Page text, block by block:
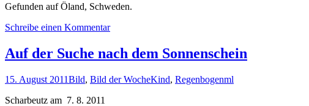
Gefunden auf Öland, Schweden.
Schreibe einen Kommentar
Auf der Suche nach dem Sonnenschein
15. August 2011Bild, Bild der WocheKind, Regenbogenml
Scharbeutz am 7. 8. 2011